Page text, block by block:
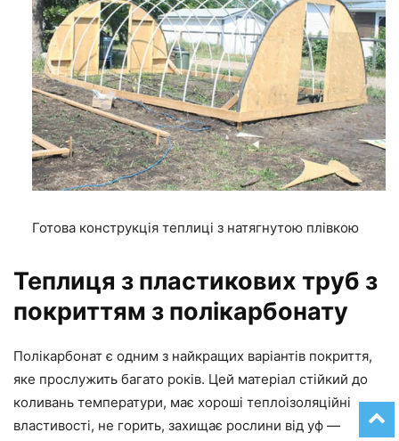
Готова конструкція теплиці з натягнутою плівкою
Теплиця з пластикових труб з
покриттям з полікарбонату
Полікарбонат є одним з найкращих варіантів покриття,
яке прослужить багато років. Цей матеріал стійкий до
коливань температури, має хороші теплоізоляційні
властивості, не горить, захищає рослини від уф —